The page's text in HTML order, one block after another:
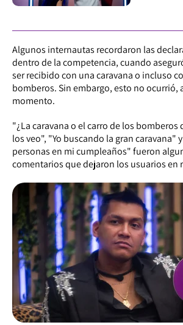
Algunos internautas recordaron las
dentro de la competencia, cuando
ser recibido con una caravana o incluso
bomberos. Sin embargo, esto no ocurrió,
momento.
"¿La caravana o el carro de los bomberos
los veo", "Yo buscando la gran caravana"
personas en mi cumpleaños" fueron
comentarios que dejaron los usuarios en